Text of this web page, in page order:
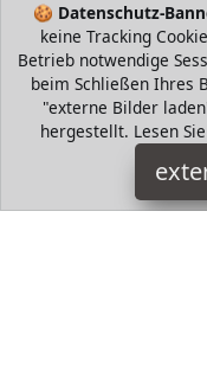
🍪 Datenschutz-
keine Tracking
Betrieb notwendige
beim Schließen Ihres
"externe Bilder
hergestellt. Lesen
Badartikel ersalbinde